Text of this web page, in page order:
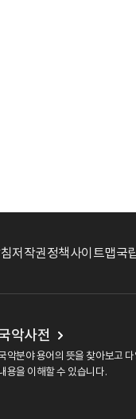
저작권정책사이트맵국
악사전
악분야 용어의 뜻을 찾아보고
용을 이해할 수 있습니다.